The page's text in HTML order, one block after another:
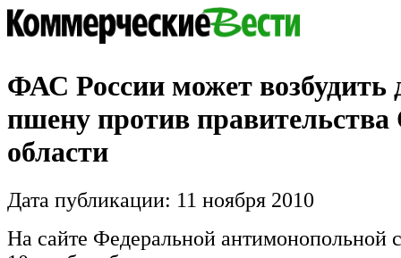
ФАС России может возбудить
пшену против
области
Дата публикации: 11 ноября 2010
На сайте Федеральной антимонопольной